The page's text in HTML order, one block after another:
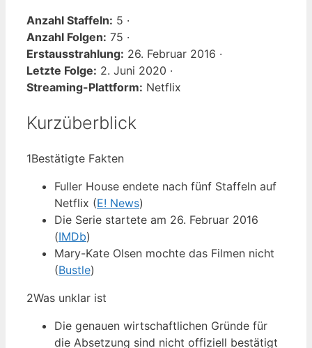
Anzahl Staffeln: 5 ·
Anzahl Folgen: 75 ·
Erstausstrahlung: 26. Februar 2016 ·
Letzte Folge: 2. Juni 2020 ·
Streaming-Plattform: Netflix
Kurzüberblick
1Bestätigte Fakten
Fuller House endete nach fünf Staffeln auf
Netflix (E! News)
Die Serie startete am 26. Februar 2016
(IMDb)
Mary-Kate Olsen mochte das Filmen nicht
(Bustle)
2Was unklar ist
Die genauen wirtschaftlichen Gründe für
die Absetzung sind nicht offiziell bestätigt